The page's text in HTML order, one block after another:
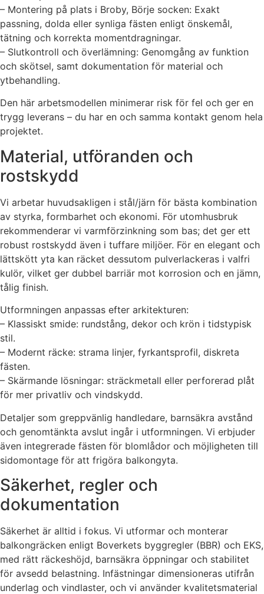
– Montering på plats i Broby, Börje socken: Exakt
passning, dolda eller synliga fästen enligt önskemål,
tätning och korrekta momentdragningar.
– Slutkontroll och överlämning: Genomgång av funktion
och skötsel, samt dokumentation för material och
ytbehandling.
Den här arbetsmodellen minimerar risk för fel och ger en
trygg leverans – du har en och samma kontakt genom hela
projektet.
Material, utföranden och
rostskydd
Vi arbetar huvudsakligen i stål/järn för bästa kombination
av styrka, formbarhet och ekonomi. För utomhusbruk
rekommenderar vi varmförzinkning som bas; det ger ett
robust rostskydd även i tuffare miljöer. För en elegant och
lättskött yta kan räcket dessutom pulverlackeras i valfri
kulör, vilket ger dubbel barriär mot korrosion och en jämn,
tålig finish.
Utformningen anpassas efter arkitekturen:
– Klassiskt smide: rundstång, dekor och krön i tidstypisk
stil.
– Modernt räcke: strama linjer, fyrkantsprofil, diskreta
fästen.
– Skärmande lösningar: sträckmetall eller perforerad plåt
för mer privatliv och vindskydd.
Detaljer som greppvänlig handledare, barnsäkra avstånd
och genomtänkta avslut ingår i utformningen. Vi erbjuder
även integrerade fästen för blomlådor och möjligheten till
sidomontage för att frigöra balkongyta.
Säkerhet, regler och
dokumentation
Säkerhet är alltid i fokus. Vi utformar och monterar
balkongräcken enligt Boverkets byggregler (BBR) och EKS,
med rätt räckeshöjd, barnsäkra öppningar och stabilitet
för avsedd belastning. Infästningar dimensioneras utifrån
underlag och vindlaster, och vi använder kvalitetsmaterial